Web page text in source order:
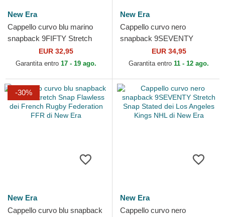
New Era
Cappello curvo blu marino
snapback 9FIFTY Stretch
Snap dei New York Yankees
MLB di New Era
EUR 32,95
Garantita entro 17 - 19 ago.
New Era
Cappello curvo nero
snapback 9SEVENTY
Stretch Snap Stated dei
Boston Bruins NHL di New
EUR 34,95
Garantita entro 11 - 12 ago.
-30%
New Era
Cappello curvo blu snapback
New Era
Cappello curvo nero